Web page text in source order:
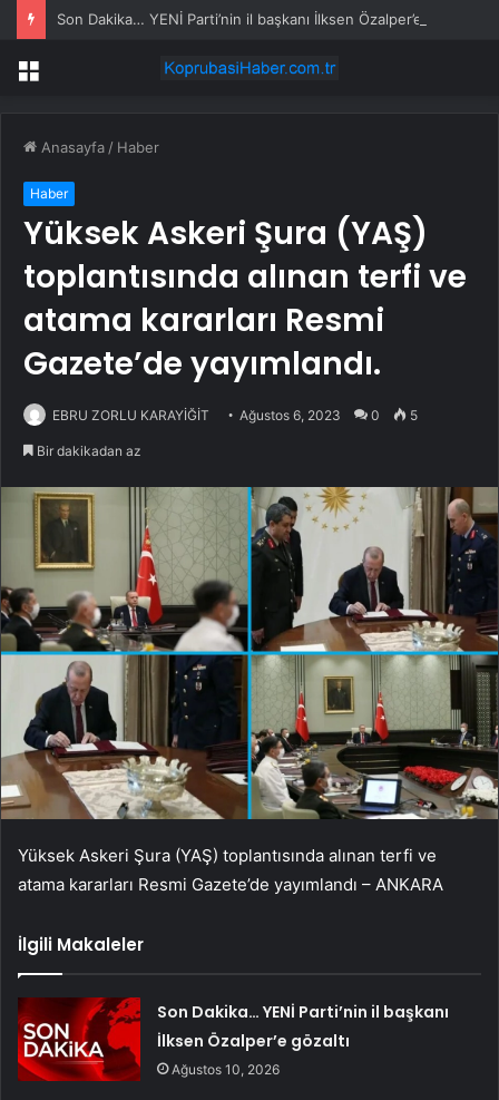
Menü
Anasayfa / Haber
Haber
Yüksek Askeri Şura (YAŞ)
toplantısında alınan terfi ve
atama kararları Resmi
Gazete’de yayımlandı.
EBRU ZORLU KARAYİĞİT Ağustos 6, 2023 0 5
Bir dakikadan az
Yüksek Askeri Şura (YAŞ) toplantısında alınan terfi ve
atama kararları Resmi Gazete’de yayımlandı – ANKARA
İlgili Makaleler
Son Dakika… YENİ Parti’nin il başkanı
İlksen Özalper’e gözaltı
Ağustos 10, 2026